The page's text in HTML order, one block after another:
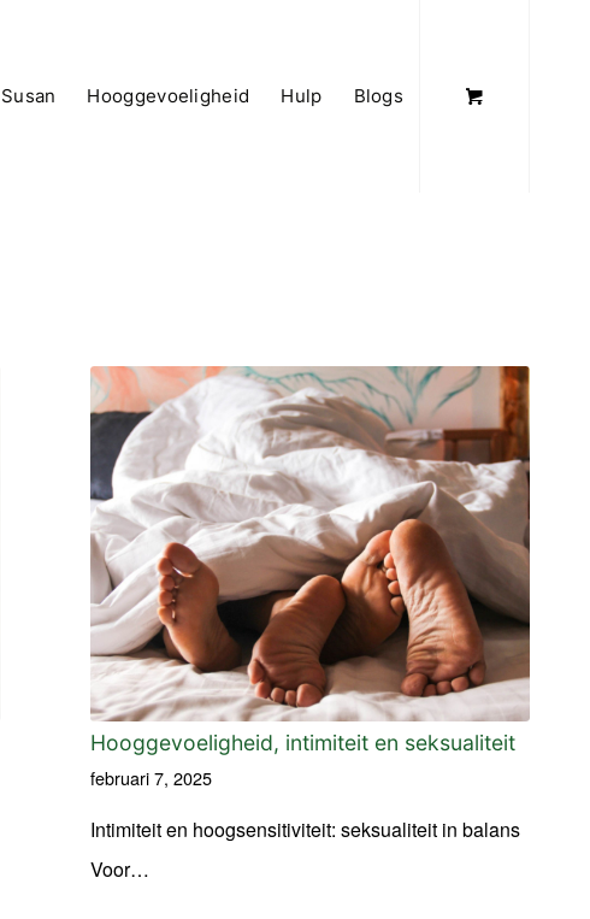
Susan Hooggevoeligheid Hulp Blogs
Hooggevoeligheid, intimiteit en seksualiteit
februari 7, 2025
Intimiteit en hoogsensitiviteit: seksualiteit in balans
Voor…